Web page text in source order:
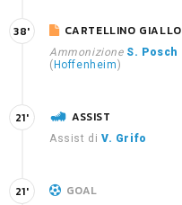
CARTELLINO GIALLO
Ammonizione S. Posch
( Hoffenheim)
38'
ASSIST
Assist di V. Grifo
21'
GOAL
21'